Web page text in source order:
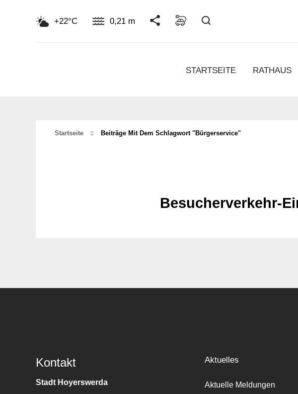
+22°C 0,21 m
STARTSEITE RATHAUS
Startseite Beiträge Mit Dem Schlagwort "Bürgerservice"
Besucherverkehr-
Kontakt
Stadt Hoyerswerda
Aktuelles
Aktuelle Meldungen